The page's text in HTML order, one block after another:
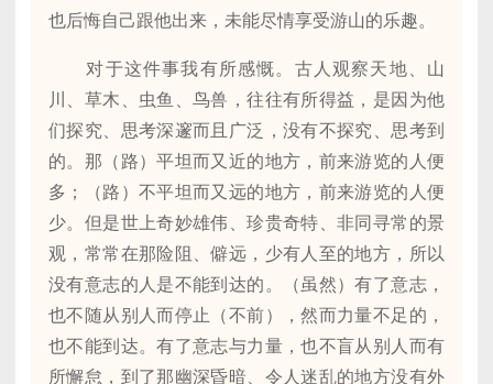
也后悔自己跟他出来，未能尽情享受游山的乐趣。
对于这件事我有所感慨。古人观察天地、山
川、草木、虫鱼、鸟兽，往往有所得益，是因为他
们探究、思考深邃而且广泛，没有不探究、思考到
的。那（路）平坦而又近的地方，前来游览的人便
多；（路）不平坦而又远的地方，前来游览的人便
少。但是世上奇妙雄伟、珍贵奇特、非同寻常的景
观，常常在那险阻、僻远，少有人至的地方，所以
没有意志的人是不能到达的。（虽然）有了意志，
也不随从别人而停止（不前），然而力量不足的，
也不能到达。有了意志与力量，也不盲从别人而有
所懈怠，到了那幽深昏暗、令人迷乱的地方没有外